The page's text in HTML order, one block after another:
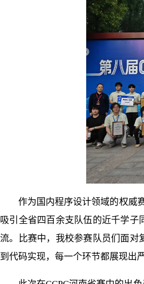
作为国内程序设计领域的权威
吸引全省四百余支队伍的近千学
流。比赛中，我校参赛队员们面
到代码实现，每一个环节都展现出